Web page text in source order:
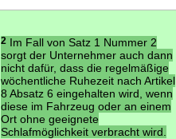
2 Im Fall von Satz 1 Nummer 2
sorgt der Unternehmer auch dann
nicht dafür, dass die regelmäßige
wöchentliche Ruhezeit nach Artikel
8 Absatz 6 eingehalten wird, wenn
diese im Fahrzeug oder an einem
Ort ohne geeignete
Schlafmöglichkeit verbracht wird.